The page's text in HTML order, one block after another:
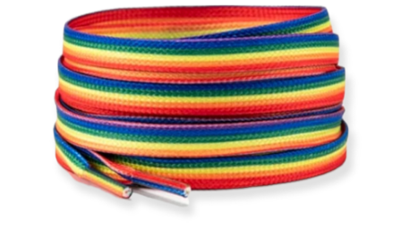
Kostenlose Binder
Review Levi